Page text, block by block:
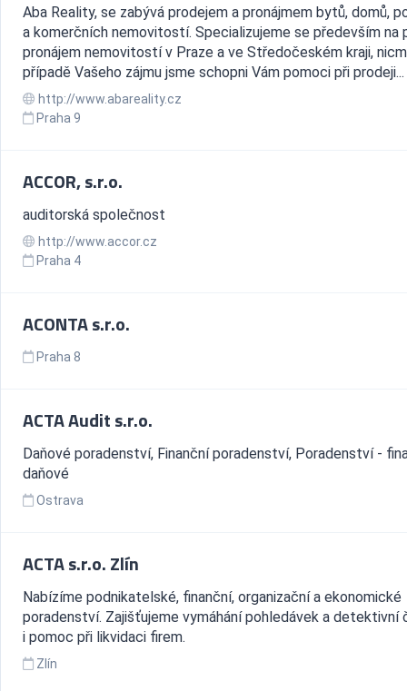
Aba Reality, se zabývá prodejem a pronájmem bytů, domů,
a komerčních nemovitostí. Specializujeme se především na
pronájem nemovitostí v Praze a ve Středočeském kraji,
případě Vašeho zájmu jsme schopni Vám pomoci při prodeji...
http://www.abareality.cz
Praha 9
ACCOR, s.r.o.
auditorská společnost
http://www.accor.cz
Praha 4
ACONTA s.r.o.
Praha 8
ACTA Audit s.r.o.
Daňové poradenství, Finanční poradenství, Poradenství -
daňové
Ostrava
ACTA s.r.o. Zlín
Nabízíme podnikatelské, finanční, organizační a ekonomické
poradenství. Zajišťujeme vymáhání pohledávek a detektivní
i pomoc při likvidaci firem.
Zlín